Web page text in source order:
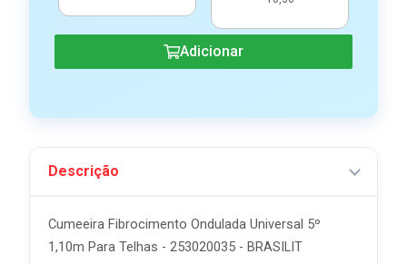
Adicionar
Descrição
Cumeeira Fibrocimento Ondulada Universal 5º
1,10m Para Telhas - 253020035 - BRASILIT